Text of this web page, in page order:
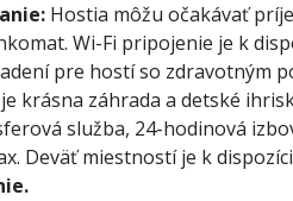
Hostia môžu očakávať
Wi-Fi pripojenie je k
pre hostí so zdravotným
krásna záhrada a detské
služba, 24-hodinová
Deväť miestností je k